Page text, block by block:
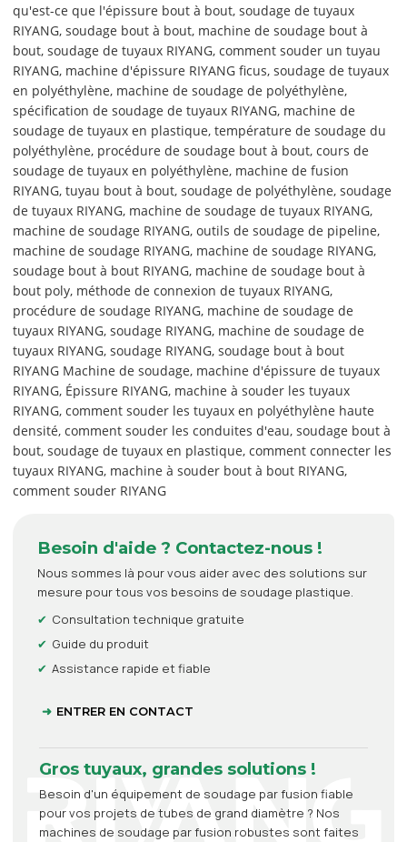
qu'est-ce que l'épissure bout à bout, soudage de tuyaux
RIYANG, soudage bout à bout, machine de soudage bout à
bout, soudage de tuyaux RIYANG, comment souder un tuyau
RIYANG, machine d'épissure RIYANG ficus, soudage de tuyaux
en polyéthylène, machine de soudage de polyéthylène,
spécification de soudage de tuyaux RIYANG, machine de
soudage de tuyaux en plastique, température de soudage du
polyéthylène, procédure de soudage bout à bout, cours de
soudage de tuyaux en polyéthylène, machine de fusion
RIYANG, tuyau bout à bout, soudage de polyéthylène, soudage
de tuyaux RIYANG, machine de soudage de tuyaux RIYANG,
machine de soudage RIYANG, outils de soudage de pipeline,
machine de soudage RIYANG, machine de soudage RIYANG,
soudage bout à bout RIYANG, machine de soudage bout à
bout poly, méthode de connexion de tuyaux RIYANG,
procédure de soudage RIYANG, machine de soudage de
tuyaux RIYANG, soudage RIYANG, machine de soudage de
tuyaux RIYANG, soudage RIYANG, soudage bout à bout
RIYANG Machine de soudage, machine d'épissure de tuyaux
RIYANG, Épissure RIYANG, machine à souder les tuyaux
RIYANG, comment souder les tuyaux en polyéthylène haute
densité, comment souder les conduites d'eau, soudage bout à
bout, soudage de tuyaux en plastique, comment connecter les
tuyaux RIYANG, machine à souder bout à bout RIYANG,
comment souder RIYANG
Besoin d'aide ? Contactez-nous !
Nous sommes là pour vous aider avec des solutions sur
mesure pour tous vos besoins de soudage plastique.
Consultation technique gratuite
Guide du produit
Assistance rapide et fiable
ENTRER EN CONTACT
Gros tuyaux, grandes solutions !
Besoin d'un équipement de soudage par fusion fiable
pour vos projets de tubes de grand diamètre ? Nos
machines de soudage par fusion robustes sont faites